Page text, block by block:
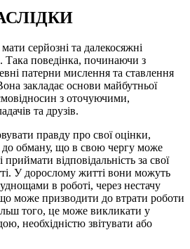
серйозні та далекосяжні
Така поведінка, починаючи з
патерни мислення та ставлення
закладає основи майбутньої
з оточуючими,
та друзів.
правду про свої оцінки,
до обману, що в свою чергу може
відповідальність за свої
У дорослому житті вони можуть
в роботі, через нестачу
що може призводити до втрати роботи
того, це може викликати у
необхідністю звітувати або